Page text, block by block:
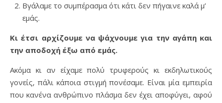
Βγάλαμε το συμπέρασμα ότι κάτι δεν πήγαινε καλά μ’
εμάς.
Κι έτσι αρχίζουμε να ψάχνουμε για την αγάπη και
την αποδοχή έξω από εμάς.
Ακόμα κι αν είχαμε πολύ τρυφερούς κι εκδηλωτικούς
γονείς, πάλι κάποια στιγμή πονέσαμε. Είναι μία εμπειρία
που κανένα ανθρώπινο πλάσμα δεν έχει αποφύγει, αφού